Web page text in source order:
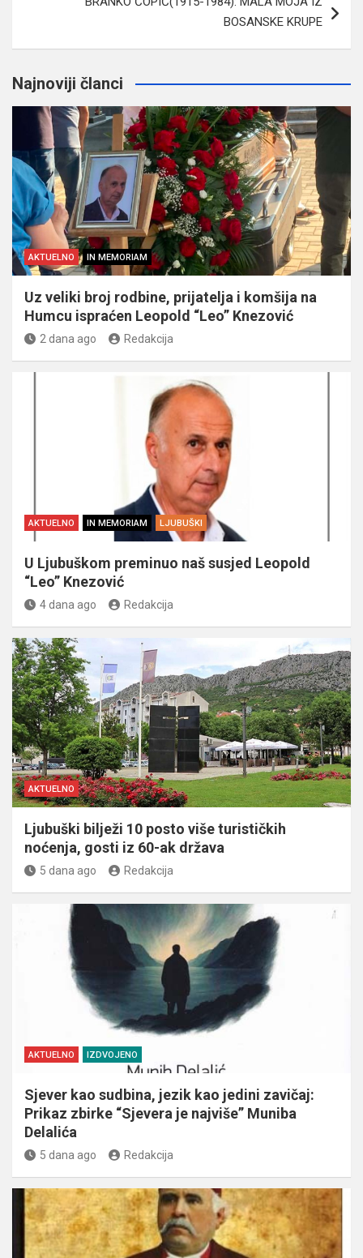
BOSANSKE KRUPE
Najnoviji članci
AKTUELNO IN MEMORIAM
Uz veliki broj rodbine, prijatelja i komšija na
Humcu ispraćen Leopold “Leo” Knezović
2 dana ago Redakcija
AKTUELNO IN MEMORIAM LJUBUŠKI
U Ljubuškom preminuo naš susjed Leopold
“Leo” Knezović
4 dana ago Redakcija
AKTUELNO
Ljubuški bilježi 10 posto više turističkih
noćenja, gosti iz 60-ak država
5 dana ago Redakcija
AKTUELNO IZDVOJENO
Sjever kao sudbina, jezik kao jedini zavičaj:
Prikaz zbirke “Sjevera je najviše” Muniba
Delalića
5 dana ago Redakcija